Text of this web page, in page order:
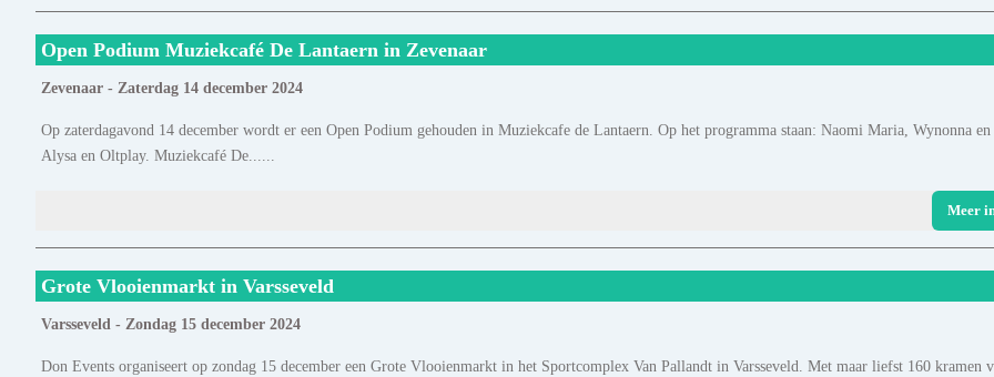
Open Podium Muziekcafé De Lantaern in Zevenaar
Zevenaar - Zaterdag 14 december 2024
Op zaterdagavond 14 december wordt er een Open Podium gehouden in Muziekcafe de Lantaern. Op het programma staan: Naomi Maria, Wynonna en
Alysa en Oltplay. Muziekcafé De......
Meer
Grote Vlooienmarkt in Varsseveld
Varsseveld - Zondag 15 december 2024
Don Events organiseert op zondag 15 december een Grote Vlooienmarkt in het Sportcomplex Van Pallandt in Varsseveld. Met maar liefst 160 kramen